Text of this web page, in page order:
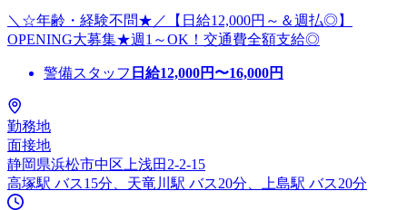
＼☆年齢・経験不問★／【日給12,000円～＆週払◎】
OPENING大募集★週1～OK！交通費全額支給◎
警備スタッフ 日給12,000円〜16,000円
勤務地
面接地
静岡県浜松市中区上浅田2-2-15
高塚駅 バス15分、天竜川駅 バス20分、上島駅 バス20分